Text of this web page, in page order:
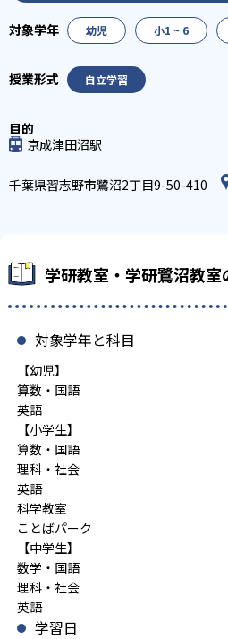
幼児 小1 ~ 6
自立学習
京成津田沼駅
千葉県習志野市鷺沼2丁目9-50-410
学研教室・学研鷺沼教室
対象学年と科目
【幼児】
算数・国語
英語
【小学生】
算数・国語
理科・社会
英語
科学教室
ことばパーク
【中学生】
数学・国語
理科・社会
英語
学習日